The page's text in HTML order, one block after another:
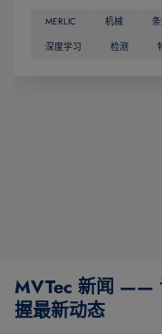
MERLIC 机械
深度学习
检测
MVTec 新闻 ——
握最新动态